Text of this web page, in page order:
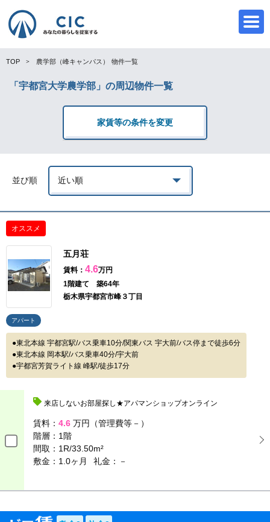
TOP 農学部（峰キャンパス） 物件一覧
「宇都宮大学農学部」の周辺物件一覧
家賃等の条件を変更
並び順
オススメ
五月荘
賃料： 4.6万円
1階建て 築64年
栃木県宇都宮市峰３丁目
アパート
東北本線 宇都宮駅/バス乗車10分/関東バス 宇大前/バス停まで徒歩6分
東北本線 岡本駅/バス乗車40分/宇大前
宇都宮芳賀ライト線 峰駅/徒歩17分
来店しないお部屋探し★アパマンショップオンライン
賃料： 4.6 万円（管理費等－）
階層： 1階
間取： 1R/33.50m²
敷金：1.0ヶ月
礼金：－